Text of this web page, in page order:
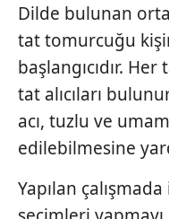
ilgili mevzuata uygun
almak için lütfen
Dilde bulunan
tat tomurcuğu
başlangıcıdır.
tat alıcıları
acı, tuzlu ve
edilebilmesine
Yapılan çalışmada